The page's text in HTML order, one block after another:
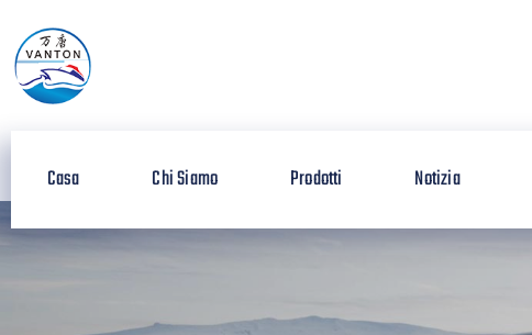
Casa Chi Siamo Prodotti Notizia